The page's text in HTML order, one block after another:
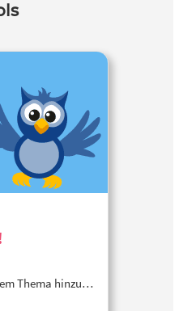
Thema hinzu…